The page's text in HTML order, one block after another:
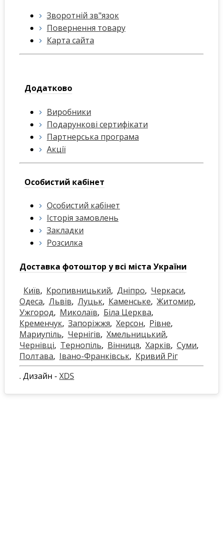
Зворотній зв"язок
Повернення товару
Карта сайта
Додатково
Виробники
Подарункові сертифікати
Партнерська програма
Акції
Особистий кабінет
Особистий кабінет
Історія замовлень
Закладки
Розсилка
Доставка фотоштор у всі міста України
Київ, Кропивницький, Дніпро, Черкаси,
Одеса, Львів, Луцьк, Каменське, Житомир,
Ужгород, Миколаїв, Біла Церква,
Кременчук, Запоріжжя, Херсон, Рівне,
Мариупіль, Чернігів, Хмельницький,
Чернівці, Тернопіль, Вінниця, Харків, Суми,
Полтава, Івано-Франківськ, Кривий Ріг
. Дизайн - XDS